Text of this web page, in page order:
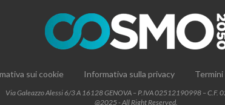
sui cookie Informativa sulla privacy Termini
Via Galeazzo Alessi 6/3 A 16128 GENOVA – P.IVA 02512190998 –
@2025 - All Right Reserved.